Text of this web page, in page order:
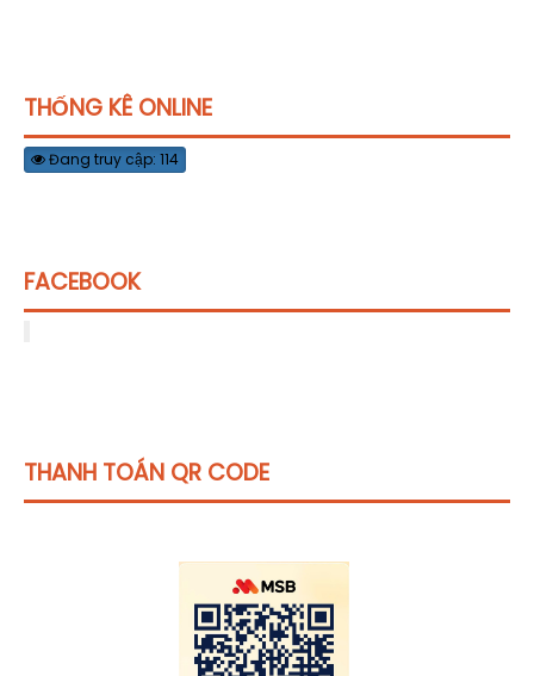
THỐNG KÊ ONLINE
Đang truy cập: 114
FACEBOOK
THANH TOÁN QR CODE